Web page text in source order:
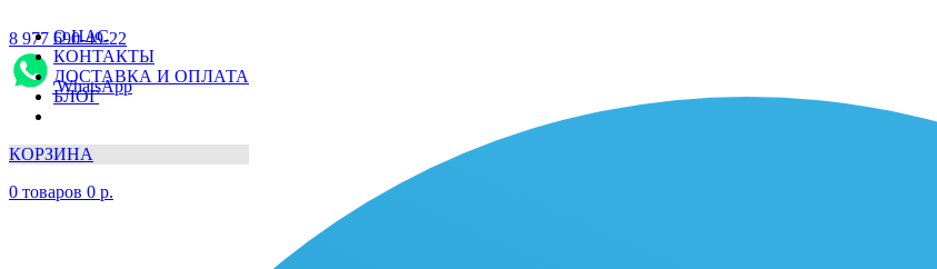
О НАС
КОНТАКТЫ
ДОСТАВКА И ОПЛАТА
БЛОГ
КОРЗИНА
0 товаров 0 р.
8 977 690-49-22
WhatsApp